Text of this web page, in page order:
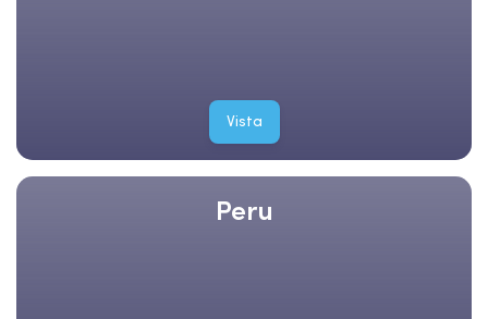
Vista
Peru